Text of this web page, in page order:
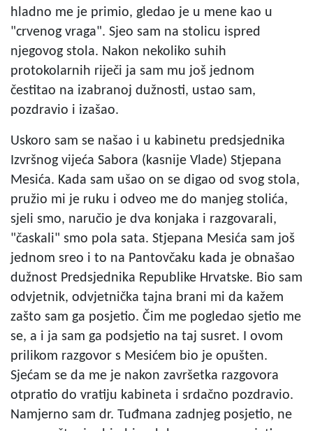
hladno me je primio, gledao je u mene kao u
"crvenog vraga". Sjeo sam na stolicu ispred
njegovog stola. Nakon nekoliko suhih
protokolarnih riječi ja sam mu još jednom
čestitao na izabranoj dužnosti, ustao sam,
pozdravio i izašao.
Uskoro sam se našao i u kabinetu predsjednika
Izvršnog vijeća Sabora (kasnije Vlade) Stjepana
Mesića. Kada sam ušao on se digao od svog stola,
pružio mi je ruku i odveo me do manjeg stolića,
sjeli smo, naručio je dva konjaka i razgovarali,
"časkali" smo pola sata. Stjepana Mesića sam još
jednom sreo i to na Pantovčaku kada je obnašao
dužnost Predsjednika Republike Hrvatske. Bio sam
odvjetnik, odvjetnička tajna brani mi da kažem
zašto sam ga posjetio. Čim me pogledao sjetio me
se, a i ja sam ga podsjetio na taj susret. I ovom
prilikom razgovor s Mesićem bio je opušten.
Sjećam se da me je nakon završetka razgovora
otpratio do vratiju kabineta i srdačno pozdravio.
Namjerno sam dr. Tuđmana zadnjeg posjetio, ne